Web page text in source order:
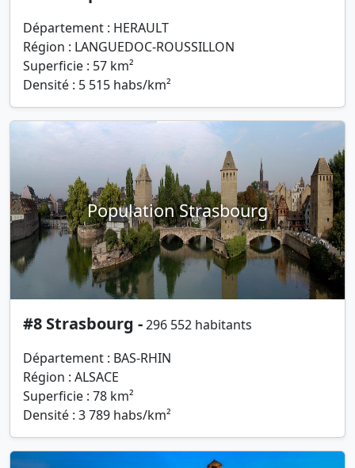
Département : HERAULT
Région : LANGUEDOC-ROUSSILLON
Superficie : 57 km²
Densité : 5 515 habs/km²
Population Strasbourg
#8 Strasbourg -296 552 habitants
Département : BAS-RHIN
Région : ALSACE
Superficie : 78 km²
Densité : 3 789 habs/km²